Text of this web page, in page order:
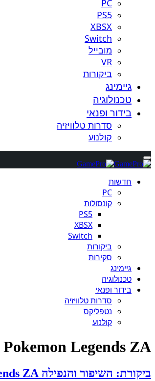
PC
PS5
XBSX
Switch
מובייל
VR
ביקורות
גיימינג
טכנולוגיה
בידור ופנאי
סדרות טלוויזיה
קולנוע
חדשות
PC
קונסולות
PS5
XBSX
Switch
ביקורות
סקירות
גיימינג
טכנולוגיה
בידור ופנאי
סדרות טלוויזיה
נטפליקס
קולנוע
Pokemon Legends ZA
ביקורת: השיפור והנפילה Pokemon Legends ZA